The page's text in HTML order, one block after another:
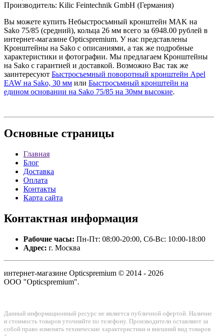
Производитель: Kilic Feintechnik GmbH (Германия)
Вы можете купить Небыстросъмный кронштейн MAK на
Sako 75/85 (средний), кольца 26 мм всего за 6948.00 рублей в
интернет-магазине Opticspremium. У нас представлены
Кронштейны на Sako с описаниями, а так же подробные
характеристики и фотографии. Мы предлагаем Кронштейны
на Sako с гарантией и доставкой. Возможно Вас так же
заинтересуют Быстросъемный поворотный кронштейн Apel
EAW на Sako, 30 мм или Быстросъмный кронштейн на
едином основании на Sako 75/85 на 30мм высокие.
Основные страницы
Главная
Блог
Доставка
Оплата
Контакты
Карта сайта
Контактная информация
Рабочие часы: Пн-Пт: 08:00-20:00, Сб-Вс: 10:00-18:00
Адрес: г. Москва
интернет-магазине Opticspremium © 2014 - 2026
ООО "Opticspremium".
Данный информационный ресурс не является публичной офертой. Наличие
и стоимость товаров уточняйте по телефону. Производители оставляют за
собой право изменять технические характеристики и внешний вид товаров